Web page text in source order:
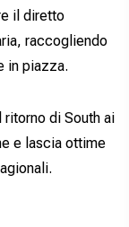
il diretto
raccogliendo
in piazza.
di South ai
e lascia ottime